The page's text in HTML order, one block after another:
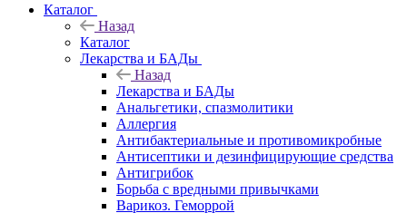
Каталог
Назад
Каталог
Лекарства и БАДы
Назад
Лекарства и БАДы
Анальгетики, спазмолитики
Аллергия
Антибактериальные и противомикробные
Антисептики и дезинфицирующие средства
Антигрибок
Борьба с вредными привычками
Варикоз. Геморрой